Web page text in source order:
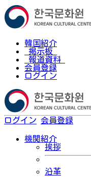
韓国紹介
掲示板
報道資料
会員登録
ログイン
ログイン 会員登録
機関紹介
挨拶
沿革